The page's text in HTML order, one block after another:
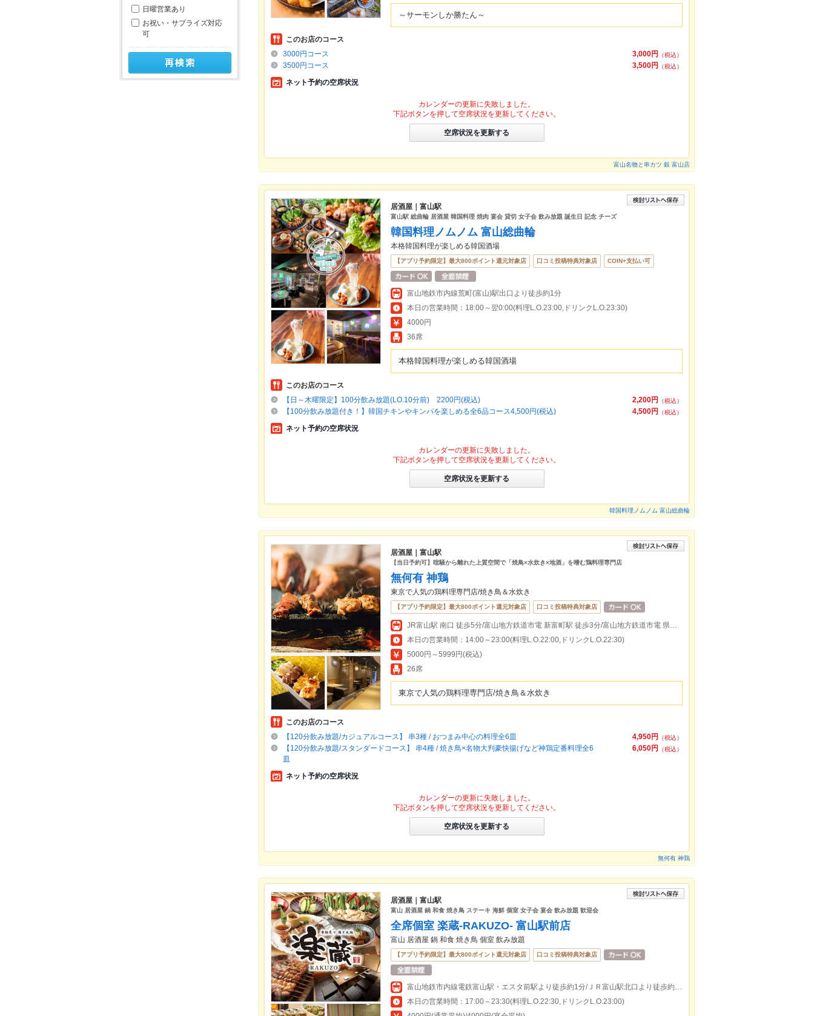
日曜営業あり
お祝い・サプライズ対応
可
～サーモンしか勝たん～
このお店のコース
3,000円
（税込）
3000円コース
3,500円
（税込）
3500円コース
ネット予約の空席状況
カレンダーの更新に失敗しました。
下記ボタンを押して空席状況を更新してください。
空席状況を更新する
富山名物と串カツ 銀 富山店
居酒屋｜富山駅
富山駅 総曲輪 居酒屋 韓国料理 焼肉 宴会 貸切 女子会 飲み放題 誕生日 記念 チーズ
韓国料理ノムノム 富山総曲輪
本格韓国料理が楽しめる韓国酒場
【アプリ予約限定】最大800ポイント還元対象店 口コミ投稿特典対象店 COIN+支払い可
富山地鉄市内線荒町(富山)駅出口より徒歩約1分
本日の営業時間：18:00～翌0:00(料理L.O.23:00,ドリンクL.O.23:30)
4000円
36席
本格韓国料理が楽しめる韓国酒場
このお店のコース
2,200円
（税込）
【日～木曜限定】100分飲み放題(LO.10分前) 2200円(税込)
4,500円
（税込）
【100分飲み放題付き！】韓国チキンやキンパを楽しめる全6品コース4,500円(税込)
ネット予約の空席状況
カレンダーの更新に失敗しました。
下記ボタンを押して空席状況を更新してください。
空席状況を更新する
韓国料理ノムノム 富山総曲輪
居酒屋｜富山駅
【当日予約可】喧騒から離れた上質空間で「焼鳥×水炊き×地酒」を嗜む鶏料理専門店
無何有 神鶏
東京で人気の鶏料理専門店/焼き鳥＆水炊き
【アプリ予約限定】最大800ポイント還元対象店 口コミ投稿特典対象店
JR富山駅 南口 徒歩5分/富山地方鉄道市電 新富町駅 徒歩3分/富山地方鉄道市電 県庁前駅 徒歩5分/新富町駅から102m
本日の営業時間：14:00～23:00(料理L.O.22:00,ドリンクL.O.22:30)
5000円～5999円(税込)
26席
東京で人気の鶏料理専門店/焼き鳥＆水炊き
このお店のコース
4,950円
（税込）
【120分飲み放題/カジュアルコース】 串3種 / おつまみ中心の料理全6皿
6,050円
（税込）
【120分飲み放題/スタンダードコース】 串4種 / 焼き鳥×名物大判豪快揚げなど神鶏定番料理全6
皿
ネット予約の空席状況
カレンダーの更新に失敗しました。
下記ボタンを押して空席状況を更新してください。
空席状況を更新する
無何有 神鶏
居酒屋｜富山駅
富山 居酒屋 鍋 和食 焼き鳥 ステーキ 海鮮 個室 女子会 宴会 飲み放題 歓迎会
全席個室 楽蔵‐RAKUZO‐ 富山駅前店
富山 居酒屋 鍋 和食 焼き鳥 個室 飲み放題
【アプリ予約限定】最大800ポイント還元対象店 口コミ投稿特典対象店
富山地鉄市内線電鉄富山駅・エスタ前駅より徒歩約1分/ＪＲ富山駅北口より徒歩約1分
本日の営業時間：17:00～23:30(料理L.O.22:30,ドリンクL.O.23:00)